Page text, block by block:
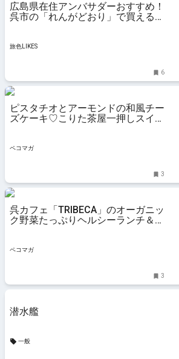
広島県在住アンバサダーおすすめ！
呉市の「れんがどおり」で買えるス
旅色LIKES
6
ピスタチオとアーモンドの和風チー
ズケーキ♡こりた茶屋一押しスイー
ペコマガ
3
呉カフェ「TRIBECA」のオーガニッ
ク野菜たっぷりヘルシーランチ＆ベ
ペコマガ
3
潜水艦
一般